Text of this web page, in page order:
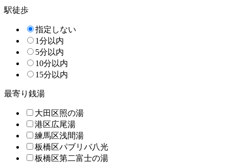
駅徒歩
指定しない
1分以内
5分以内
10分以内
15分以内
最寄り銭湯
大田区照の湯
港区広尾湯
練馬区浅間湯
板橋区パブリバ八光
板橋区第二富士の湯